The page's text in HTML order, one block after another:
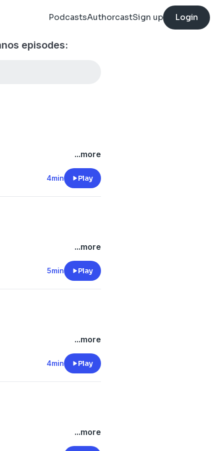
PodcastsAuthorcastSign up Login
episodes:
...more
4min Play
...more
5min Play
...more
4min Play
...more